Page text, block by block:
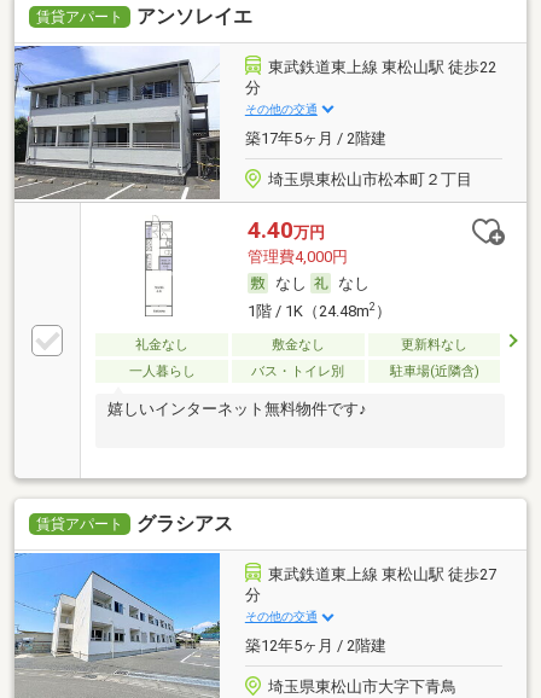
賃貸アパート アンソレイエ
東武鉄道東上線 東松山駅 徒歩22
分
その他の交通
築17年5ヶ月 / 2階建
埼玉県東松山市松本町２丁目
4.40万円
管理費4,000円
なし
なし
1階 / 1K（24.48m2）
礼金なし 敷金なし
更新料なし
一人暮らし
バス・トイレ別 駐車場(近隣含)
嬉しいインターネット無料物件です♪
賃貸アパート グラシアス
東武鉄道東上線 東松山駅 徒歩27
分
その他の交通
築12年5ヶ月 / 2階建
埼玉県東松山市大字下青鳥